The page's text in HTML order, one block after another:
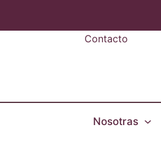
Contacto
Nosotras